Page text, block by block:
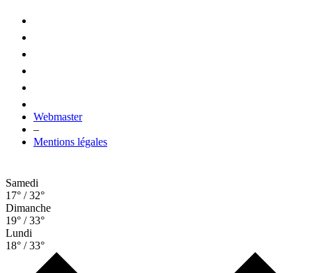
Webmaster
–
Mentions légales
Samedi
17° / 32°
Dimanche
19° / 33°
Lundi
18° / 33°